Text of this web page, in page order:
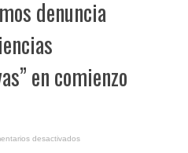
denuncia
en comienzo
desactivados